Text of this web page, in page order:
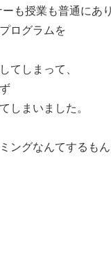
も授業も普通にあ
ログラムを
てしまって、
しまいました。
ングなんてするも